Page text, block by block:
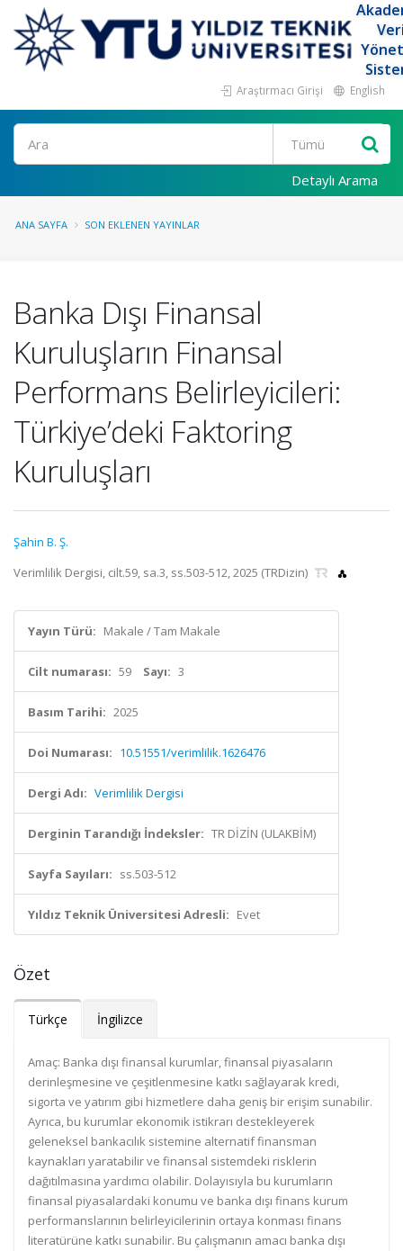
Araştırmacı Girişi English
Ara
Detaylı Arama
ANA SAYFA SON EKLENEN YAYINLAR
Banka Dışı Finansal
Kuruluşların Finansal
Performans Belirleyicileri:
Türkiye’deki Faktoring
Kuruluşları
Şahin B. Ş.
Verimlilik Dergisi, cilt.59, sa.3, ss.503-512, 2025 (TRDizin)
Yayın Türü: Makale / Tam Makale
Cilt numarası: 59 Sayı: 3
Basım Tarihi: 2025
Doi Numarası: 10.51551/verimlilik.1626476
Dergi Adı: Verimlilik Dergisi
Derginin Tarandığı İndeksler: TR DİZİN (ULAKBİM)
Sayfa Sayıları: ss.503-512
Yıldız Teknik Üniversitesi Adresli: Evet
Özet
Türkçe İngilizce
Amaç: Banka dışı finansal kurumlar, finansal piyasaların
derinleşmesine ve çeşitlenmesine katkı sağlayarak kredi,
sigorta ve yatırım gibi hizmetlere daha geniş bir erişim sunabilir.
Ayrıca, bu kurumlar ekonomik istikrarı destekleyerek
geleneksel bankacılık sistemine alternatif finansman
kaynakları yaratabilir ve finansal sistemdeki risklerin
dağıtılmasına yardımcı olabilir. Dolayısıyla bu kurumların
finansal piyasalardaki konumu ve banka dışı finans kurum
performanslarının belirleyicilerinin ortaya konması finans
literatürüne katkı sunabilir. Bu çalışmanın amacı banka dışı